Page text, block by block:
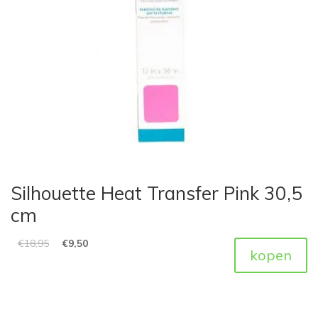
Silhouette Heat Transfer Pink 30,5
cm
€18,95 €9,50
kopen